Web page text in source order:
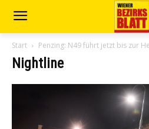
Start Penzing: N49 führt jetzt bis zur
Nightline